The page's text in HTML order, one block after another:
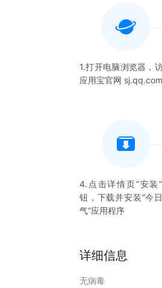
健康。
【其他服务】：支
1.打开电脑浏览器，
应用宝官网 sj.qq.com
4.点击详情页“安装
钮，下载并安装“今
气”应用程序
详细信息
无病毒